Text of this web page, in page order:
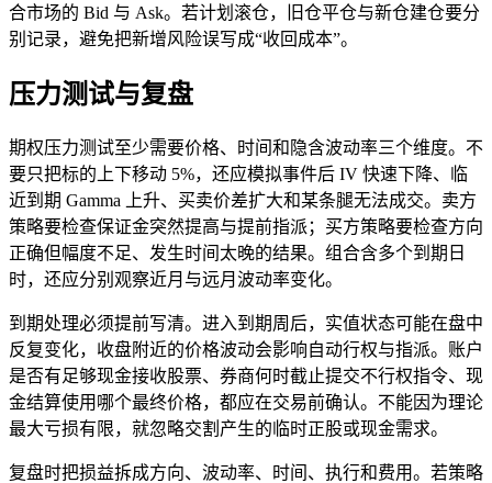
合市场的 Bid 与 Ask。若计划滚仓，旧仓平仓与新仓建仓要分
别记录，避免把新增风险误写成“收回成本”。
压力测试与复盘
期权压力测试至少需要价格、时间和隐含波动率三个维度。不
要只把标的上下移动 5%，还应模拟事件后 IV 快速下降、临
近到期 Gamma 上升、买卖价差扩大和某条腿无法成交。卖方
策略要检查保证金突然提高与提前指派；买方策略要检查方向
正确但幅度不足、发生时间太晚的结果。组合含多个到期日
时，还应分别观察近月与远月波动率变化。
到期处理必须提前写清。进入到期周后，实值状态可能在盘中
反复变化，收盘附近的价格波动会影响自动行权与指派。账户
是否有足够现金接收股票、券商何时截止提交不行权指令、现
金结算使用哪个最终价格，都应在交易前确认。不能因为理论
最大亏损有限，就忽略交割产生的临时正股或现金需求。
复盘时把损益拆成方向、波动率、时间、执行和费用。若策略